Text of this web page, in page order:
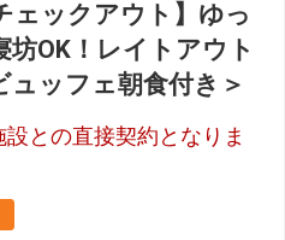
ェックアウト】ゆっ
坊OK！レイトアウト
ュッフェ朝食付き＞
設との直接契約となりま